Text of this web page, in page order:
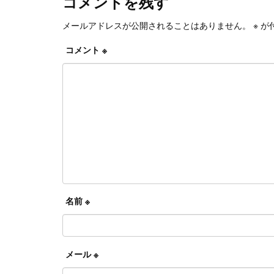
メールアドレスが公開されることはありません。 ※ が
コメント ※
名前 ※
メール※